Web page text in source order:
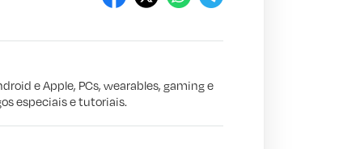
e Apple, PCs, wearables, gaming e
especiais e tutoriais.